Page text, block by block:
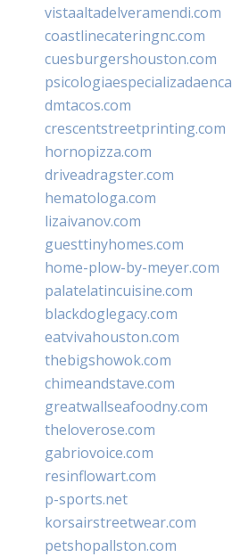
vistaaltadelveramendi.com
coastlinecateringnc.com
cuesburgershouston.com
dmtacos.com
crescentstreetprinting.com
hornopizza.com
driveadragster.com
hematologa.com
lizaivanov.com
guesttinyhomes.com
home-plow-by-meyer.com
palatelatincuisine.com
blackdoglegacy.com
eatvivahouston.com
thebigshowok.com
chimeandstave.com
greatwallseafoodny.com
theloverose.com
gabriovoice.com
resinflowart.com
p-sports.net
korsairstreetwear.com
petshopallston.com